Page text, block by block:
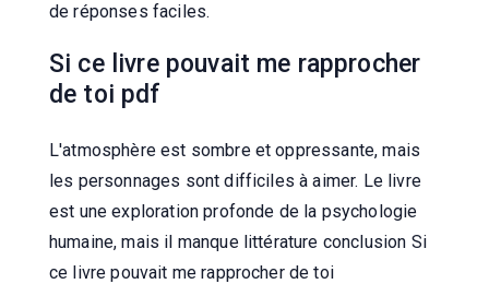
de réponses faciles.
Si ce livre pouvait me rapprocher
de toi pdf
L'atmosphère est sombre et oppressante, mais
les personnages sont difficiles à aimer. Le livre
est une exploration profonde de la psychologie
humaine, mais il manque littérature conclusion Si
ce livre pouvait me rapprocher de toi